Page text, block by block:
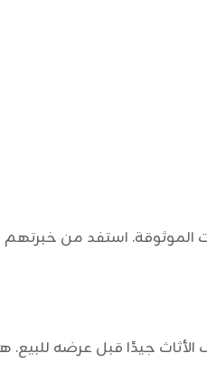
الموثوقة. استفد من
جيدًا قبل عرضه للبيع.